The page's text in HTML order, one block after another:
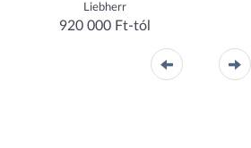
Liebherr
920 000 Ft-tól